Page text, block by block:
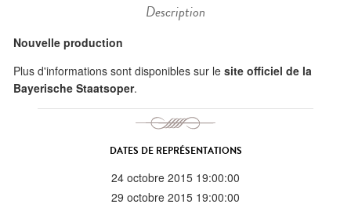
Description
Nouvelle production
Plus d'informations sont disponibles sur le site officiel de la
Bayerische Staatsoper.
DATES DE REPRÉSENTATIONS
24 octobre 2015 19:00:00
29 octobre 2015 19:00:00